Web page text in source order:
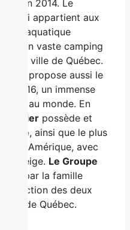
en 2014. Le
qui appartient aux
parc aquatique
et un vaste camping
de la ville de Québec.
propose aussi le
2016, un immense
au monde. En
possède et
Glace, ainsi que le plus
en Amérique, avec
neige. Le Groupe
par la famille
des deux
et de Québec.